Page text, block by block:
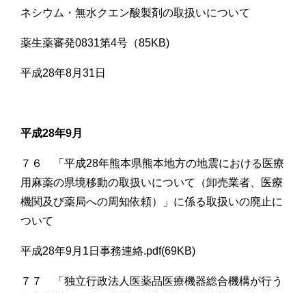
ネシウム・無水クエン酸製剤の取扱いについて
薬生薬審発0831第4号（85KB)
平成28年8月31日
平成28年9月
７６ 「平成28年熊本県熊本地方の地震における医療
用麻薬の県境移動の取扱いについて（卸売業者、医療
機関及び薬局への周知依頼）」に係る取扱いの廃止に
ついて
平成28年9月1日事務連絡.pdf(69KB)
７７ 「独立行政法人医薬品医療機器総合機構が行う